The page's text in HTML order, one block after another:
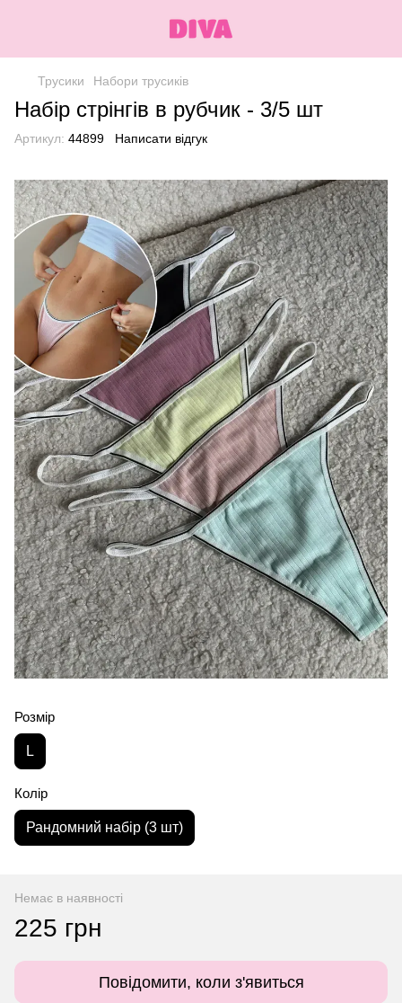
Трусики Набори трусиків
Набір стрінгів в рубчик - 3/5 шт
Артикул: 44899 Написати відгук
Розмір
L
Колір
Рандомний набір (3 шт)
Немає в наявності
225 грн
Повідомити, коли з'явиться